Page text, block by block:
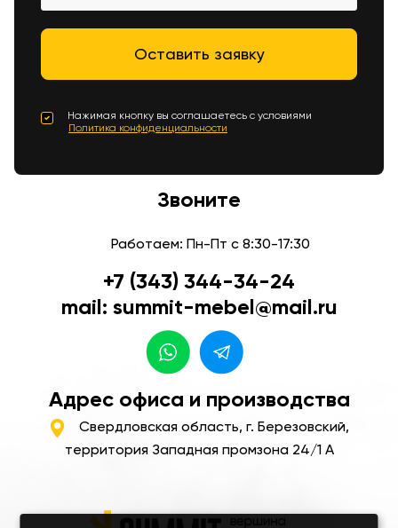
Нажимая кнопку вы соглашаетесь с условиями
Политика конфиденциальности
Звоните
Работаем: Пн-Пт с 8:30-17:30
+7 (343) 344-34-24
mail: summit-mebel@mail.ru
Адрес офиса и производства
Свердловская область, г. Березовский,
территория Западная промзона 24/1 А